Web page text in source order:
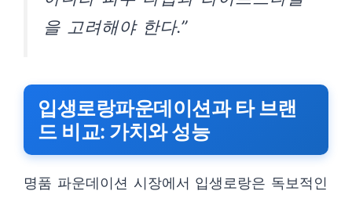
을 고려해야 한다.”
입생로랑파운데이션과 타 브랜
드 비교: 가치와 성능
명품 파운데이션 시장에서 입생로랑은 독보적인